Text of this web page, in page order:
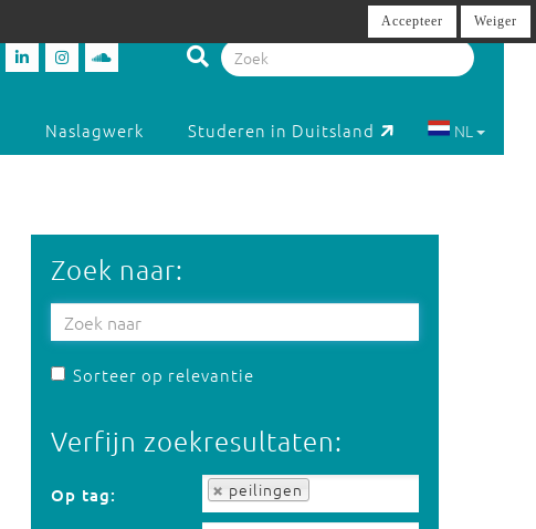
Naslagwerk Studeren in Duitsland NL
Zoek naar:
Sorteer op relevantie
Verfijn zoekresultaten:
Op tag: peilingen
Op tag:
Accepteer Weiger